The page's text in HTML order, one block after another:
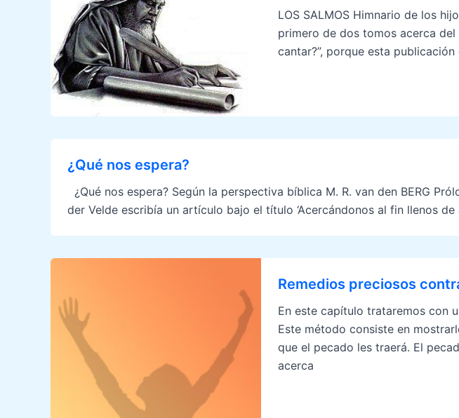
LOS SALMOS Himnario de los
primero de dos tomos acerca del
cantar?”, porque esta
¿Qué nos espera?
¿Qué nos espera? Según la perspectiva bíblica M. R. van den BERG
der Velde escribía un artículo bajo el título ‘Acercándonos al fin llenos
Remedios preciosos
En este capítulo trataremos con
Este método consiste en
que el pecado les traerá. El
acerca